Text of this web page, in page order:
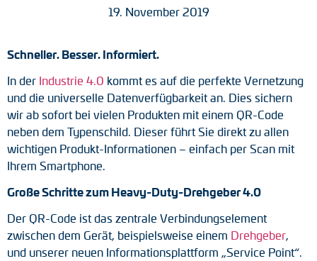
Frequenz-Spannungs-Wandler
Kabelschutz
Kupplungen
Zwischenflansche
Adapterwellen
DC Motoren
19. November 2019
Schneller. Besser. Informiert.
In der Industrie 4.0 kommt es auf die perfekte Vernetzung
und die universelle Datenverfügbarkeit an. Dies sichern
wir ab sofort bei vielen Produkten mit einem QR-Code
neben dem Typenschild. Dieser führt Sie direkt zu allen
wichtigen Produkt-Informationen – einfach per Scan mit
Ihrem Smartphone.
Große Schritte zum Heavy-Duty-Drehgeber 4.0
Der QR-Code ist das zentrale Verbindungselement
zwischen dem Gerät, beispielsweise einem Drehgeber
und unserer neuen Informationsplattform „Service Point“.